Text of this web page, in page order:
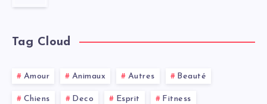
Tag Cloud
Amour Animaux Autres Beauté
Chiens Deco Esprit Fitness